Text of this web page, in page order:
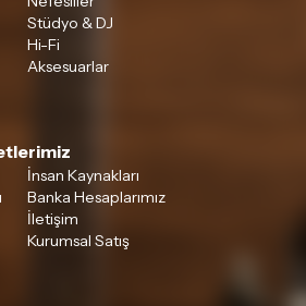
Stüdyo & DJ
Hi-Fi
Aksesuarlar
İnsan Kaynakları
Banka Hesaplarımız
İletişim
Kurumsal Satış